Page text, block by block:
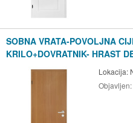
SOBNA VRATA-POVOLJNA
KRILO+DOVRATNIK- HRAST
Lokacija:
Objavljen: